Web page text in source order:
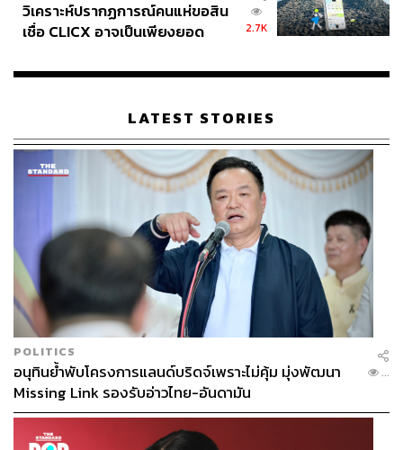
ส่วน Negative Income Tax ซึ่งพิชัยกล่าวว่า กำลังพิจารณา
ระบบให้รองรับผู้คนที่อาจไม่พร้อมยื่นภาษี และจำเป็นต้องรอ
เชื่อภาษี Transhipment ไม่รุนแรง แต่บอกไม่ได้ว่า
สำหรับประเด็นการเจรจาสัดส่วนวัตถุดิบภายในประเทศ
(Local Content) เพื่อบรรเทาผลกระทบของภาษีสินค้าส่งผ่าน
(Transshipment Tax) พิชัยชี้ว่า ยังไม่มีข้อสรุปที่ชัดเจน แต่ย้ำ
ว่ามีสัญญาณเชิงบวก
โดยกล่าวว่า สหรัฐฯ อาจไม่ได้กำหนดสัดส่วนมูลค่าการผลิต
ในประเทศ/ภูมิภาค (Regional Value Content: RVC) สูงถึง
50% ซึ่งทำให้ข้อเสนออาจไม่รุนแรงมากนัก แต่ยังบอกตัวเลข
ที่สหรัฐฯ เสนอไม่ได้
วิเคราะห์ปรากฏการณ์คนแห่ขอสิน
เชื่อ CLICX อาจเป็นเพียงยอด
เรือนไทยที่ถูกซุกไว้
2.7K
LATEST STORIES
POLITICS
อนุทินย้ำพับโครงการแลนด์บริดจ์เพราะไม่คุ้ม มุ่งพัฒนา
Missing Link รองรับอ่าวไทย-อันดามัน
...